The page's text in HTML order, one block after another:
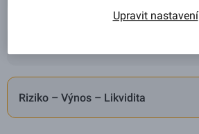
Riziko – Výnos – Likvidita
Upravit nastavení